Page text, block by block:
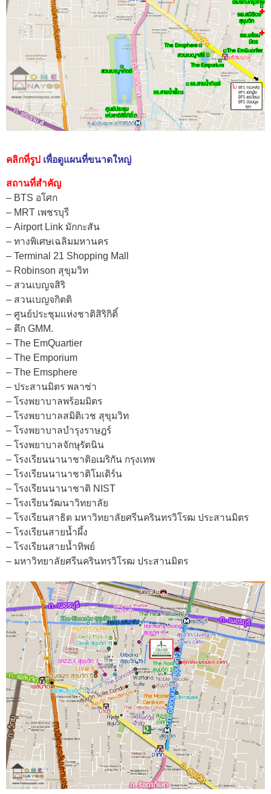
คลิกที่รูป เพื่อดูแผนที่ขนาดใหญ่
สถานที่สำคัญ
– BTS อโศก
– MRT เพชรบุรี
– Airport Link มักกะสัน
– ทางพิเศษเฉลิมมหานคร
– Terminal 21 Shopping Mall
– Robinson สุขุมวิท
– สวนเบญจสิริ
– สวนเบญจกิตติ
– ศูนย์ประชุมแห่งชาติสิริกิติ์
– ตึก GMM.
– The EmQuartier
– The Emporium
– The Emsphere
– ประสานมิตร พลาซ่า
– โรงพยาบาลพร้อมมิตร
– โรงพยาบาลสมิติเวช สุขุมวิท
– โรงพยาบาลบำรุงราษฎร์
– โรงพยาบาลจักษุรัตนิน
– โรงเรียนนานาชาติอเมริกัน กรุงเทพ
– โรงเรียนนานาชาติโมเดิร์น
– โรงเรียนนานาชาติ NIST
– โรงเรียนวัฒนาวิทยาลัย
– โรงเรียนสาธิต มหาวิทยาลัยศรีนครินทรวิโรฒ ประสานมิตร
– โรงเรียนสายน้ำผึ้ง
– โรงเรียนสายน้ำทิพย์
– มหาวิทยาลัยศรีนครินทรวิโรฒ ประสานมิตร